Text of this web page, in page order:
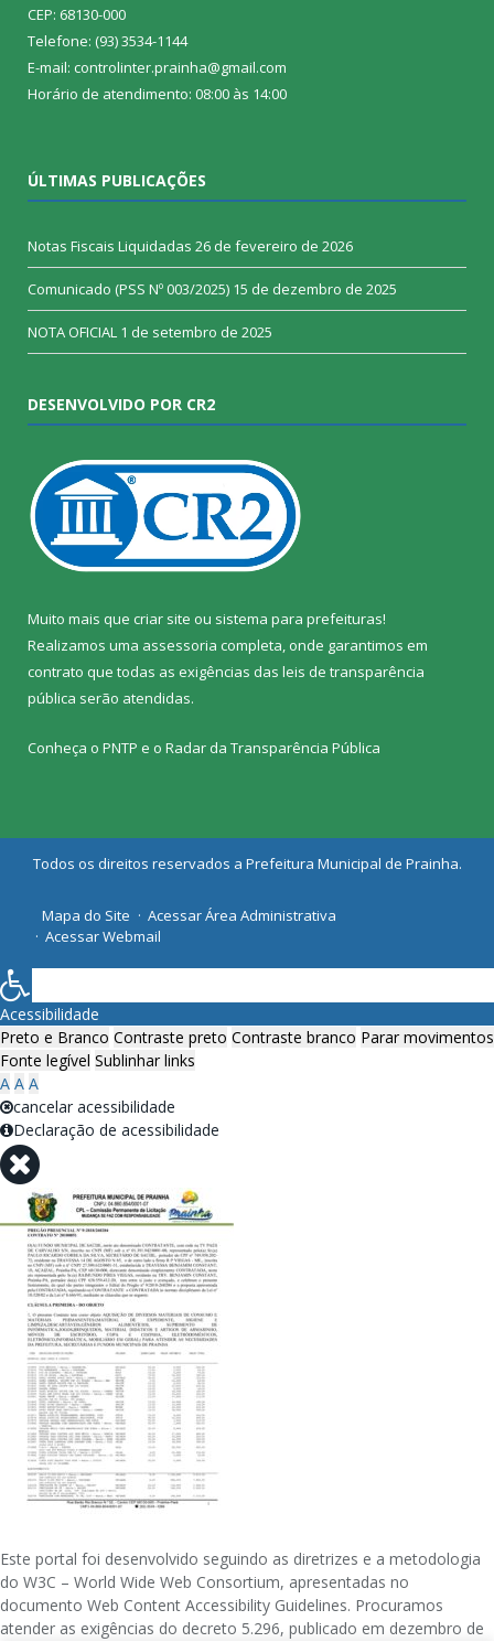
CEP: 68130-000
Telefone: (93) 3534-1144
E-mail: controlinter.prainha@gmail.com
Horário de atendimento: 08:00 às 14:00
ÚLTIMAS PUBLICAÇÕES
Notas Fiscais Liquidadas 26 de fevereiro de 2026
Comunicado (PSS Nº 003/2025) 15 de dezembro de 2025
NOTA OFICIAL 1 de setembro de 2025
DESENVOLVIDO POR CR2
Muito mais que criar site ou sistema para prefeituras!
Realizamos uma assessoria completa, onde garantimos em
contrato que todas as exigências das leis de transparência
pública serão atendidas.
Conheça o PNTP e o Radar da Transparência Pública
Todos os direitos reservados a Prefeitura Municipal de Prainha.
Mapa do Site
Acessar Área Administrativa
Acessar Webmail
Acessibilidade
Preto e Branco Contraste preto Contraste branco Parar movimentos
Fonte legível Sublinhar links
A A A
cancelar acessibilidade
Declaração de acessibilidade
Este portal foi desenvolvido seguindo as diretrizes e a metodologia
do W3C – World Wide Web Consortium, apresentadas no
documento Web Content Accessibility Guidelines. Procuramos
atender as exigências do decreto 5.296, publicado em dezembro de